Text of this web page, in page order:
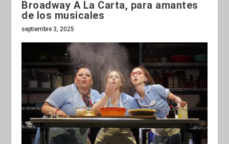
Broadway A La Carta, para amantes
de los musicales
septiembre 3, 2025